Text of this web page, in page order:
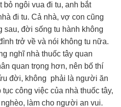
bỏ ngôi vua đi tu, anh bắt
đi tu. Cả nhà, vợ con cũng
sau, đời sống tu hành không
trở về và nói không tu nữa.
nghĩ nhà thuốc tây quan
quan trọng hơn, nên bố thí
đời, không phải là người ăn
công việc của nhà thuốc tây,
làm cho người an vui.